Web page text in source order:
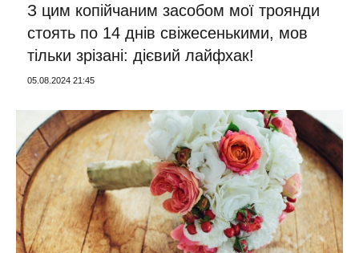
З цим копійчаним засобом мої троянди
стоять по 14 днів свіжесенькими, мов
тільки зрізані: дієвий лайфхак!
05.08.2024 21:45